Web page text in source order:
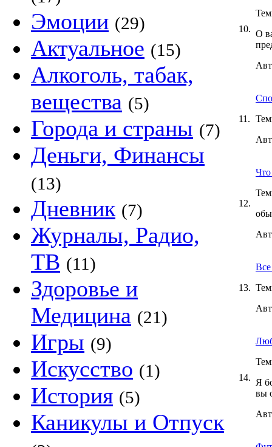
Эмоции (29)
Актуальное (15)
Алкоголь, табак,
вещества (5)
Города и страны (7)
Деньги, Финансы
(13)
Дневник (7)
Журналы, Радио,
ТВ (11)
Здоровье и
Медицина (21)
Игры (9)
Искусство (1)
История (5)
Каникулы и Отпуск
10. О
11.
12.
Что
13.
14. Я
вы